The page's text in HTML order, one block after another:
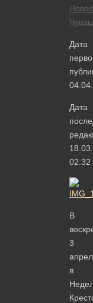
Дата
Дата
02:32
В
3
в